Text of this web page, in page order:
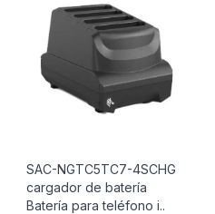
SAC-NGTC5TC7-4SCHG
cargador de batería
Batería para teléfono i..